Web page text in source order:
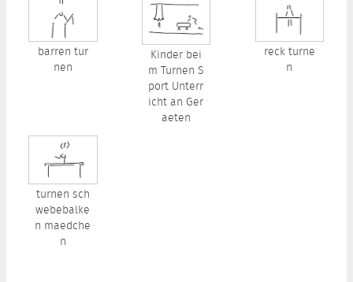
barren tur
nen
Kinder bei
m Turnen S
port Unterr
icht an Ger
aeten
reck turne
n
turnen sch
webebalke
n maedche
n